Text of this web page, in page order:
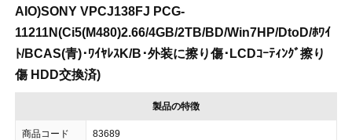
AIO)SONY VPCJ138FJ PCG-
11211N(Ci5(M480)2.66/4GB/2TB/BD/Win7HP/DtoD/ﾎﾜｲ
ﾄ/BCAS(青)･ﾜｲﾔﾚｽK/B･外装に擦り傷･LCDｺｰﾃｨﾝｸﾞ擦り
傷 HDD交換済)
製品の特徴
商品コード 83689